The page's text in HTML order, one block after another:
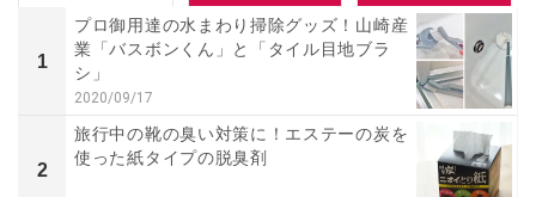
1
プロ御用達の水まわり掃除グッズ！山崎産
業「バスボンくん」と「タイル目地ブラ
シ」
2020/09/17
2
旅行中の靴の臭い対策に！エステーの炭を
使った紙タイプの脱臭剤